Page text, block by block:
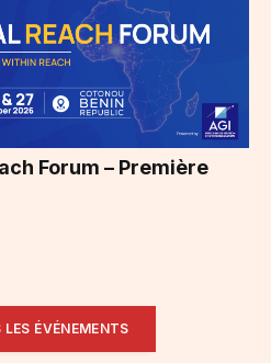
Forum – Première
ÉVÉNEMENTS